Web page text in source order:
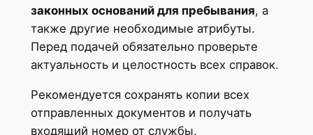
законных оснований для пребывания, а
также другие необходимые атрибуты.
Перед подачей обязательно проверьте
актуальность и целостность всех справок.
Рекомендуется сохранять копии всех
отправленных документов и получать
входящий номер от службы,